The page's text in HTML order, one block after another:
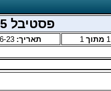
פסטיבל 55 - קבוצות פתוחה - 1/4 גמר
1 מתוך 1 תאריך:23